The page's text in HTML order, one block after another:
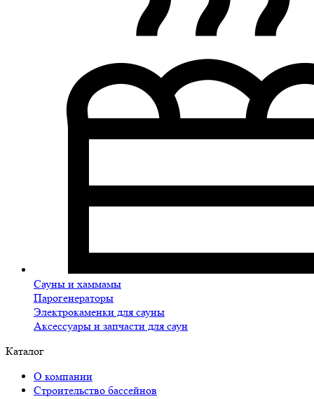
Сауны и хаммамы
Парогенераторы
Электрокаменки для сауны
Аксессуары и запчасти для саун
Каталог
О компании
Строительство бассейнов